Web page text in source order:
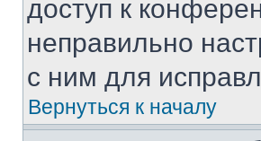
доступ к
неправильно
с ним для
Вернуться к началу